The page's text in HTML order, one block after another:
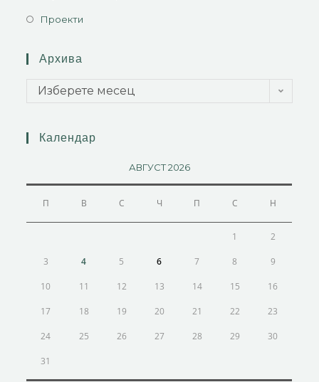
Проекти
Архива
Изберете месец
Календар
АВГУСТ 2026
П В С Ч П С Н
1 2
3 4 5 6 7 8 9
10 11 12 13 14 15 16
17 18 19 20 21 22 23
24 25 26 27 28 29 30
31